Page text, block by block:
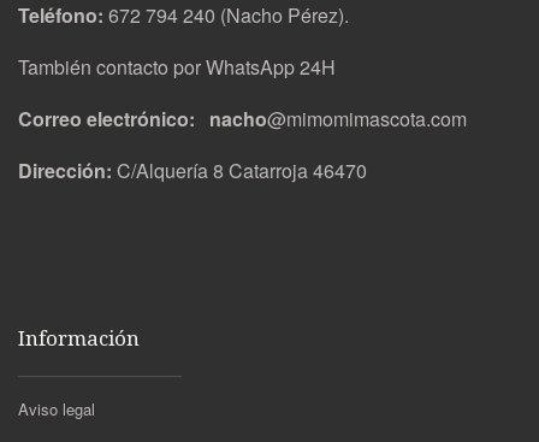
Teléfono: 672 794 240 (Nacho Pérez).
También contacto por WhatsApp 24H
Correo electrónico: nacho@mimomimascota.com
Dirección: C/Alquería 8 Catarroja 46470
Información
Aviso legal